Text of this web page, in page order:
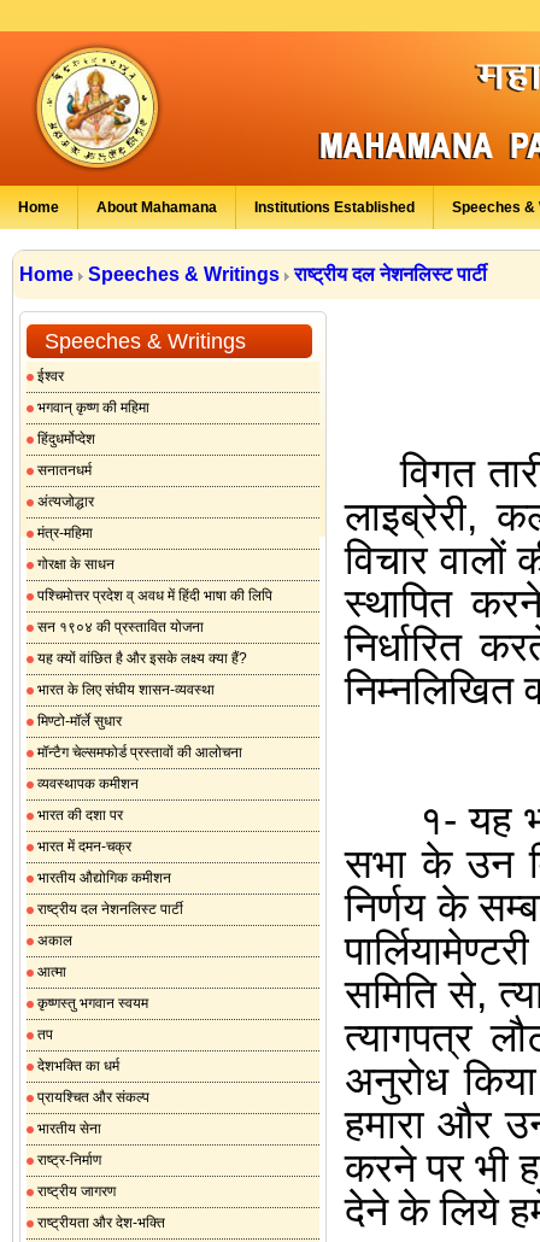
Home About Mahamana Institutions Established Speeches &
Home Speeches & Writings राष्ट्रीय दल नेशनलिस्ट पार्टी
Speeches & Writings
ईश्वर
भगवान् कृष्ण की महिमा
हिंदुधर्मोप्देश
सनातनधर्म
अंत्यजोद्धार
मंत्र-महिमा
गोरक्षा के साधन
पश्चिमोत्तर प्रदेश व् अवध में हिंदी भाषा की लिपि
सन १९०४ की प्रस्तावित योजना
यह क्यों वांछित है और इसके लक्ष्य क्या हैं?
भारत के लिए संघीय शासन-व्यवस्था
मिण्टो-मॉर्ले सुधार
मॉन्टैग चेल्समफोर्ड प्रस्तावों की आलोचना
व्यवस्थापक कमीशन
भारत की दशा पर
भारत में दमन-चक्र
भारतीय औद्योगिक कमीशन
राष्ट्रीय दल नेशनलिस्ट पार्टी
अकाल
आत्मा
कृष्णस्तु भगवान स्वयम
तप
देशभक्ति का धर्म
प्रायश्चित और संकल्प
भारतीय सेना
राष्ट्र-निर्माण
राष्ट्रीय जागरण
राष्ट्रीयता और देश-भक्ति
विगत
लाइब्रेरी,
विचार
स्थापित
निर्धारित
निम्नलिखित
१- यह
सभा केउन
निर्णय के
समिति से,
त्यागपत्र
अनुरोध किया
हमारा और
करने पर भी
देने के लिये